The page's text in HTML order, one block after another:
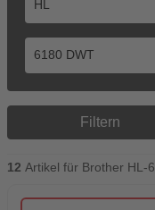
Filtern
Preisreihenfolge
12 Artikel für Brother HL-